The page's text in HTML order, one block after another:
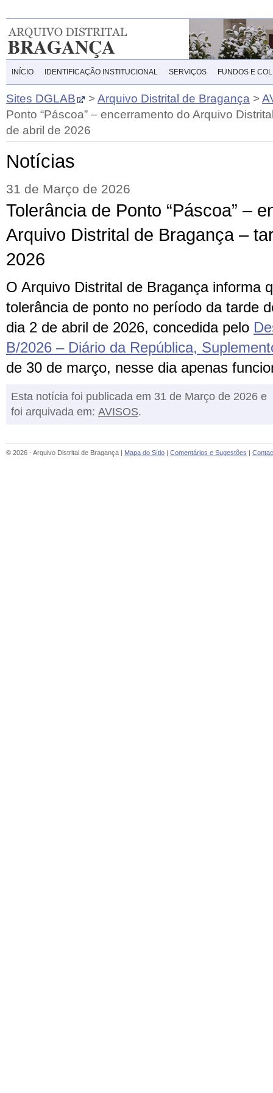
INÍCIO IDENTIFICAÇÃO INSTITUCIONAL SERVIÇOS FUNDOS E
Sites DGLAB >Arquivo Distrital de Bragança >
Ponto “Páscoa” – encerramento do Arquivo
de abril de 2026
Notícias
31 de Março de 2026
Tolerância de Ponto “Páscoa” –
Arquivo Distrital de Bragança –
2026
O Arquivo Distrital de Bragança informa
tolerância de ponto no período da tarde
dia 2 de abril de 2026, concedida pelo
B/2026 – Diário da República,
de 30 de março, nesse dia apenas
Esta notícia foi publicada em 31 de Março de 2026 e
foi arquivada em: AVISOS.
© 2026 - Arquivo Distrital de Bragança | Mapa do Sítio | Comentários e Sugestões |